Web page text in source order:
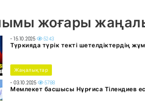
жоғары
- 15.10.2025 5243
Түркияда түрік текті шетелдіктердің
Жаңалықтар
- 03.10.2025 5788
Мемлекет басшысы Нұрғиса Тілендиев